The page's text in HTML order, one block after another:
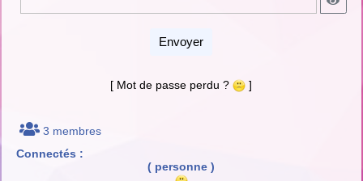
Envoyer
[ Mot de passe perdu ? ]
3 membres
Connectés :
( personne )